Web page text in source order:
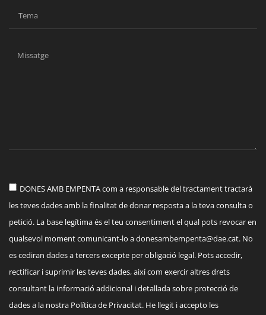
DONES AMB EMPENTA com a responsable del tractament tractarà
les teves dades amb la finalitat de donar resposta a la teva consulta o
petició. La base legítima és el teu consentiment el qual pots revocar en
qualsevol moment comunicant-lo adonesambempenta@dae.cat. No
es cediran dades a tercers excepte per obligació legal. Pots accedir,
rectificar i suprimir les teves dades, així com exercir altres drets
consultant la informació addicional i detallada sobre protecció de
dades a la nostra Política de Privacitat. He llegit i accepto les